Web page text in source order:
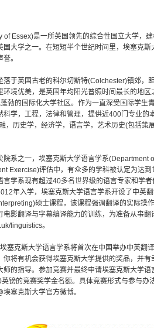
Essex)是一所英国领先的综合性国立大学，
国大学之一。在短短半个世纪时间里，埃塞克
。
英国古老的科尔切斯特(Colchester)镇郊，
环境优美，是英国年均阳光普照时间最长的地
勃的国际化大学社区。作为一直深受国际学生
科学，工程，法律和管理，提供近400门专业
，历史学，经济学，语言学，艺术历史(包括策
系之一，埃塞克斯大学语言学系(Department
Exercise)评估中，有众多的学科被认定为达
言学系现有超过40多名世界级的语言专家和学
年入学，埃塞克斯大学语言学系开设了中英
硕士课程，该课程强调翻译的实际操
电影翻译与字幕编译能力的训练，为准备从事
linguistics。
克斯大学语言学系将首次在中国举办中英翻
你将有机会获得埃塞克斯大学提供的奖品，并
的指导。参加竞赛并最终申请埃塞克斯大学
镑的竞赛奖学金名额。具体竞赛形式与参与
塞克斯大学官方微博。